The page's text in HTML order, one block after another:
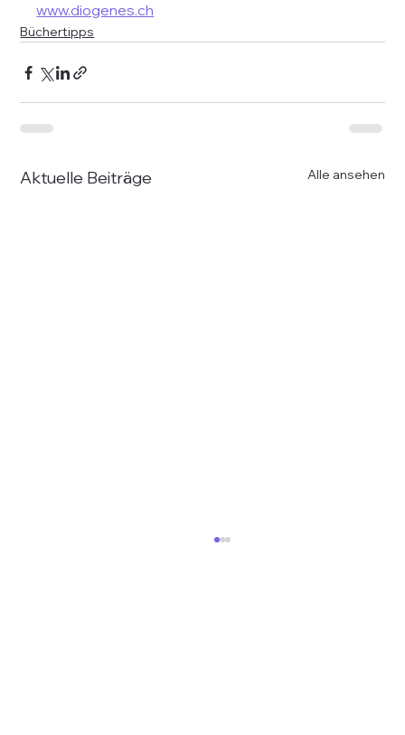
www.diogenes.ch
Büchertipps
Aktuelle Beiträge Alle ansehen